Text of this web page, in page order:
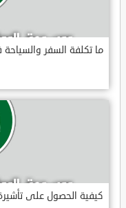
ما تكلفة السفر والسياحة
كيفية الحصول على تأشيرة